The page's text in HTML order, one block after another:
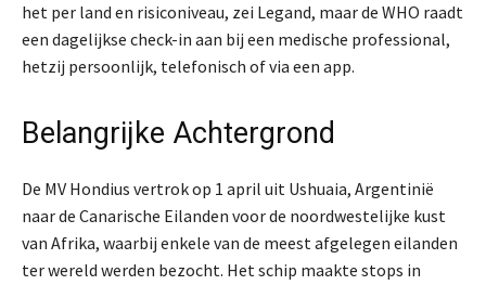
het per land en risiconiveau, zei Legand, maar de WHO raadt
een dagelijkse check-in aan bij een medische professional,
hetzij persoonlijk, telefonisch of via een app.
Belangrijke Achtergrond
De MV Hondius vertrok op 1 april uit Ushuaia, Argentinië
naar de Canarische Eilanden voor de noordwestelijke kust
van Afrika, waarbij enkele van de meest afgelegen eilanden
ter wereld werden bezocht. Het schip maakte stops in